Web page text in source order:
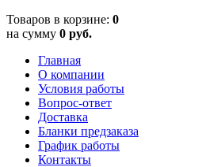
Товаров в корзине: 0
на сумму 0 руб.
Главная
О компании
Условия работы
Вопрос-ответ
Доставка
Бланки предзаказа
График работы
Контакты